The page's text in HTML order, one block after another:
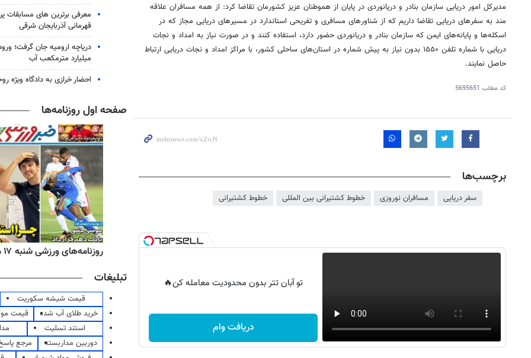
مدیرکل امور دریایی سازمان بنادر و دریانوردی در پایان از هموطنان عزیز کشورمان تقاضا کرد: از همه مسافران علاقه
مند به سفرهای دریایی تقاضا داریم که از شناورهای مسافری و تفریحی استاندارد در مسیرهای دریایی مجاز که در
اسکله‌ها و پایانه‌های ایمن که سازمان بنادر و دریانوردی حضور دارد، استفاده کنند و در صورت نیاز به امداد و نجات
دریایی با شماره تلفن ۱۵۵۰ بدون نیاز به پیش شماره در استان‌های ساحلی کشور، با مراکز امداد و نجات دریایی ارتباط
حاصل نمایند.
کد مطلب 5695651
برچسب‌ها
سفر دریایی مسافران نوروزی خطوط کشتیرانی بین المللی خطوط کشتیرانی
تو آبان تتر بدون محدودیت معامله کن🔥
دریافت وام
معرفی برترین های مسابقات
قهرمانی آذربایجان شرقی
میلیارد مترمکعب آب
احضار خرازی به دادگاه ویژه
صفحه اول روزنامه‌ها
روزنامه‌های صبح شنبه ۱۷ مرداد ۱۴۰۵ روزنامه‌های اقتصادی شنبه ۱۷ مرداد ۱۴۰۵ روزنامه‌های ورزشی شنبه ۱۷ مرداد ۱۴۰۵
تبلیغات
قیمت شیشه سکوریت
خرید طلای آب شده
قیمت
استند تسلیت
دوربین مداربسته
مرجع